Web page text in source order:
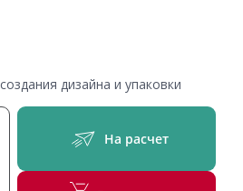
дизайна и упаковки
На расчет